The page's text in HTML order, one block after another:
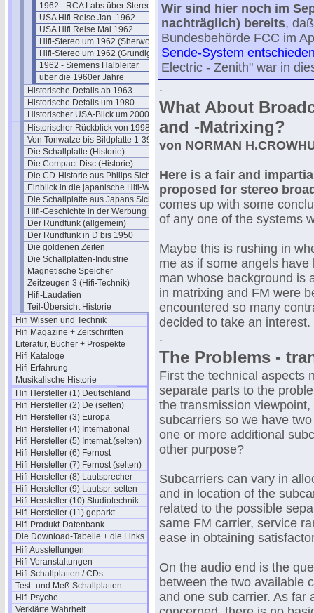
1962 - RCA Labs über Stereo
USA Hifi Reise Jan. 1962
USA Hifi Reise Mai 1962
Hifi-Stereo um 1962 (Sherwood)
Hifi-Stereo um 1962 (Grundig)
1962 - Siemens Halbleiter
über die 1960er Jahre
Historische Details ab 1963
Historische Details um 1980
Historischer USA-Blick um 2000
Historischer Rückblick von 1998
Von Tonwalze bis Bildplatte 1-39
Die Schallplatte (Historie)
Die Compact Disc (Historie)
Die CD-Historie aus Philips Sicht
Einblick in die japanische Hifi-Welt
Die Schallplatte aus Japans Sicht
Hifi-Geschichte in der Werbung
Der Rundfunk (allgemein)
Der Rundfunk in D bis 1950
Die goldenen Zeiten
Die Schallplatten-Industrie
Magnetische Speicher
Zeitzeugen 3 (Hifi-Technik)
Hifi-Laudatien
Teil-Übersicht Historie
Hifi Wissen und Technik
Hifi Magazine + Zeitschriften
Literatur, Bücher + Prospekte
Hifi Kataloge
Hifi Erfahrung
Musikalische Historie
Hifi Hersteller (1) Deutschland
Hifi Hersteller (2) De (selten)
Hifi Hersteller (3) Europa
Hifi Hersteller (4) International
Hifi Hersteller (5) Internat.(selten)
Hifi Hersteller (6) Fernost
Hifi Hersteller (7) Fernost (selten)
Hifi Hersteller (8) Lautsprecher
Hifi Hersteller (9) Lautspr. selten
Hifi Hersteller (10) Studiotechnik
Hifi Hersteller (11) geparkt
Hifi Produkt-Datenbank
Die Download-Tabelle + die Links
Hifi Ausstellungen
Hifi Veranstaltungen
Hifi Schallplatten / CDs
Test- und Meß-Schallplatten
Hifi Psyche
Verklärte Wahrheit
Wir sind hier noch im
nachträglich) bereits,
Bundesbehörde FCC im
Sende-System
Electric - Zenith" war in
.
What About
and -Matrixing?
von NORMAN
Here is a fair and
proposed for stereo
comes up with some
of any one of the systems
Maybe this is rushing in
me as if some angels
man whose background is
in matrixing and FM were
encountered so many
decided to take an
.
The Problems -
First the technical aspects
separate parts to the
the transmission
subcarriers so we have
one or more additional
other purpose?
Subcarriers can vary in
and in location of the
related to the possible
same FM carrier, service
ease in obtaining
On the audio end is the
between the two available
and one sub carrier. As far